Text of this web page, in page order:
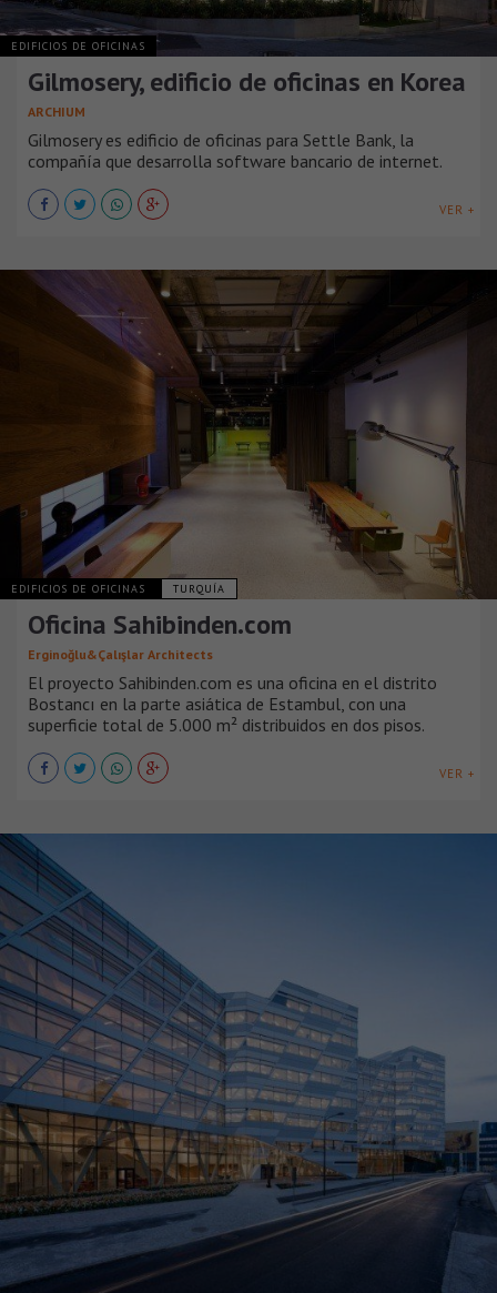
EDIFICIOS DE OFICINAS
Gilmosery, edificio de oficinas en Korea
ARCHIUM
Gilmosery es edificio de oficinas para Settle Bank, la
compañía que desarrolla software bancario de internet.
VER +
EDIFICIOS DE OFICINAS TURQUÍA
Oficina Sahibinden.com
Erginoğlu&Çalışlar Architects
El proyecto Sahibinden.com es una oficina en el distrito
Bostancı en la parte asiática de Estambul, con una
superficie total de 5.000 m² distribuidos en dos pisos.
VER +